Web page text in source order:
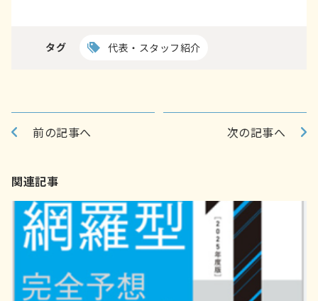
タグ 代表・スタッフ紹介
前の記事へ 次の記事へ
関連記事